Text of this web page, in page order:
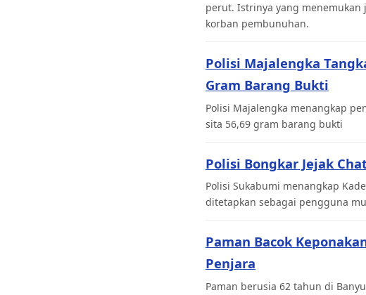
perut. Istrinya yang menemukan
korban pembunuhan.
Polisi Majalengka
Gram Barang Bukti
Polisi Majalengka menangkap
sita 56,69 gram barang bukti
Polisi Bongkar Jejak
Polisi Sukabumi menangkap
ditetapkan sebagai pengguna
Paman Bacok
Penjara
Paman berusia 62 tahun di